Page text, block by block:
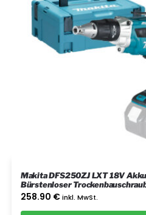
Makita DFS250ZJ LXT 18V
Bürstenloser
258.90 € inkl. MwSt.